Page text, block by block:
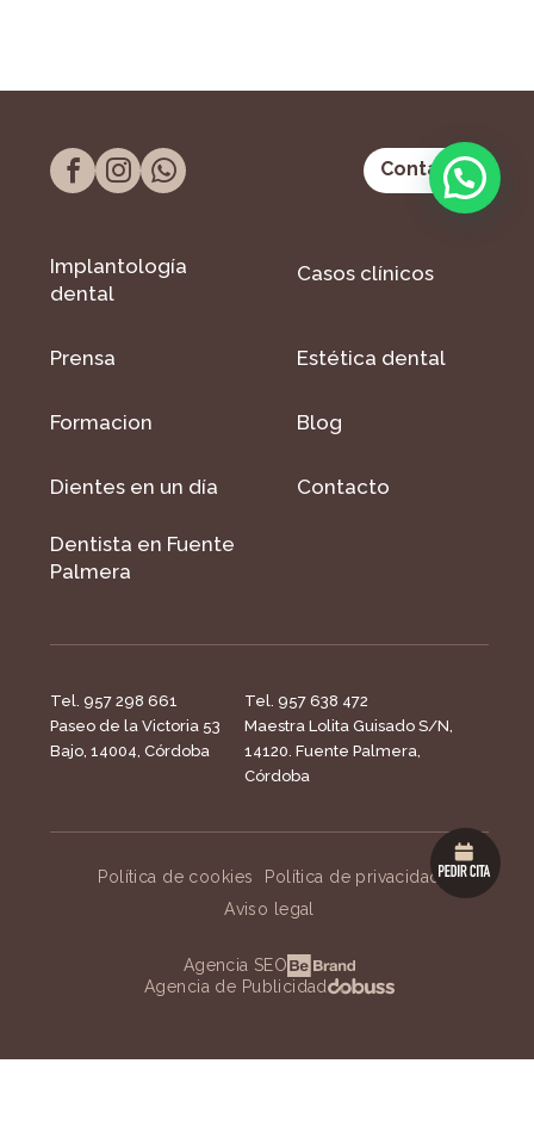
Contacto
Implantología
dental
Casos clínicos
Prensa Estética dental
Formacion Blog
Dientes en un día Contacto
Dentista en Fuente
Palmera
Tel. 957 298 661
Paseo de la Victoria 53
Bajo, 14004, Córdoba
Tel. 957 638 472
Maestra Lolita Guisado S/N,
14120. Fuente Palmera,
Córdoba
Política de cookies
Política de privacidad
Aviso legal
Agencia SEO
Agencia de Publicidad